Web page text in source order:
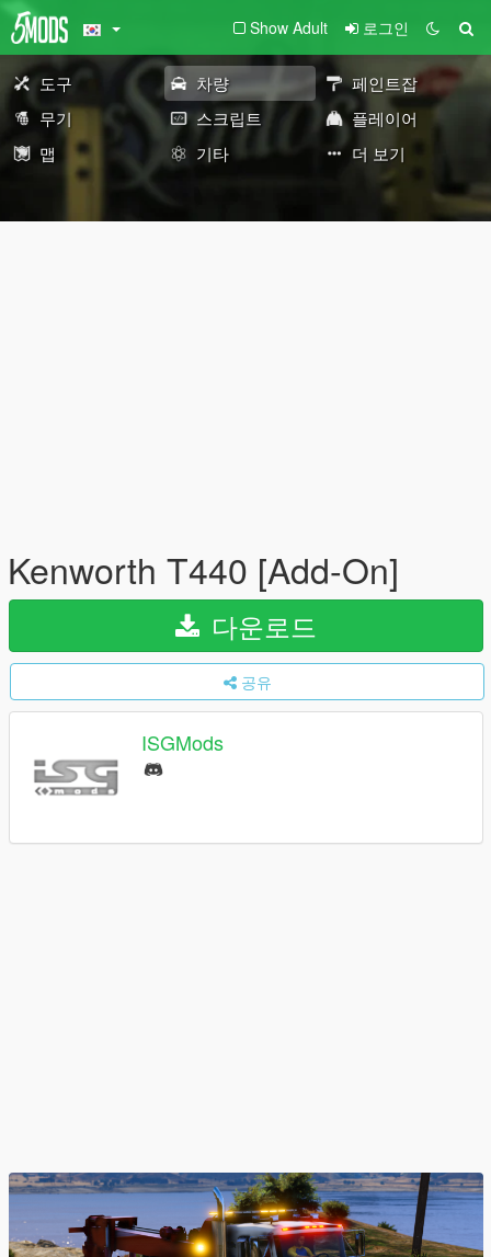
Show Adult 로그인
도구 차량
페인트잡
무기
스크립트
플레이어
맵
기타 더 보기
Kenworth T440 [Add-On]
다운로드
공유
ISGMods